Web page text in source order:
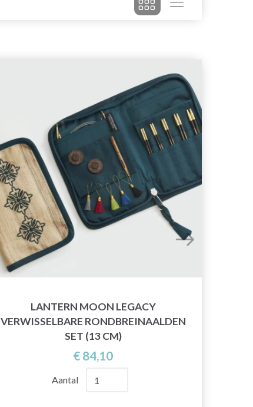
LANTERN MOON LEGACY
VERWISSELBARE RONDBREINAALDEN
SET (13 CM)
€ 84,10
Aantal